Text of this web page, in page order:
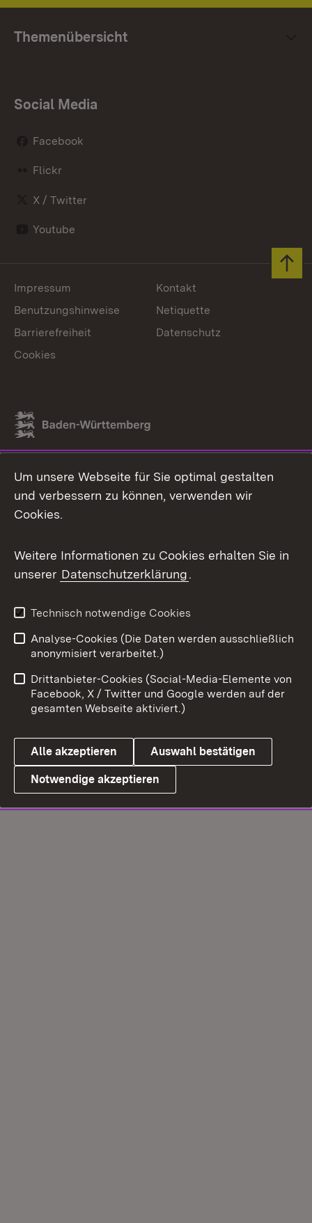
Themenübersicht
Social Media
Facebook
Flickr
X / Twitter
Youtube
Link zum Landesportal
Impressum
Kontakt
Benutzungshinweise
Netiquette
Barrierefreiheit
Datenschutz
Cookies
Um unsere Webseite für Sie optimal gestalten
und verbessern zu können, verwenden wir
Cookies.
Weitere Informationen zu Cookies erhalten Sie in
unserer Datenschutzerklärung.
Technisch notwendige Cookies
Analyse-Cookies (Die Daten werden ausschließlich
anonymisiert verarbeitet.)
Drittanbieter-Cookies (Social-Media-Elemente von
Facebook, X / Twitter und Google werden auf der
gesamten Webseite aktiviert.)
Alle akzeptieren Auswahl bestätigen
Notwendige akzeptieren